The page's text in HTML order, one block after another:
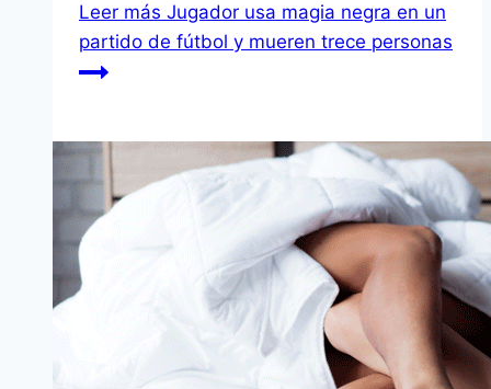
Leer más Jugador usa magia negra en un
partido de fútbol y mueren trece personas